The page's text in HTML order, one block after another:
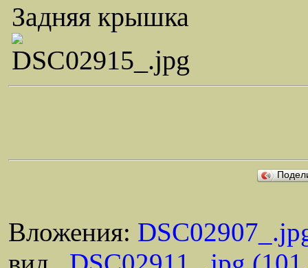
Задняя крышка
Вложения: